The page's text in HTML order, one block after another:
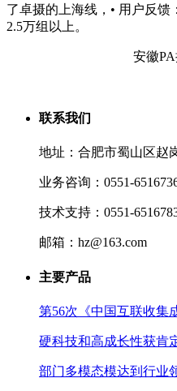
了卓摄的上海线，• 用户反
2.5万组以上。
安徽
联系我们
地址：合肥市蜀山区赵
业务咨询：0551-
技术支持：0551-
邮箱：hz@163.com
主要产品
第56次《中国互联收集
硬科技和高成长性获肯
部门多模态模达到行业